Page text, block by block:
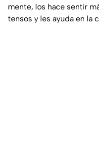
mente, los hace sentir
tensos y les ayuda en la